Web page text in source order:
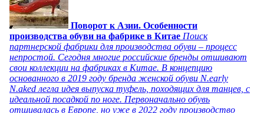
Поворот к Азии. Особенности
производства обуви на фабрике в Китае Поиск
партнерской фабрики для производства обуви – процесс
непростой. Сегодня многие российские бренды отшивают
свои коллекции на фабриках в Китае. В концепцию
основанного в 2019 году бренда женской обуви N.early
N.aked легла идея выпуска туфель, походящих для танцев, с
идеальной посадкой по ноге. Первоначально обувь
отшивалась в Европе, но уже в 2022 году производство